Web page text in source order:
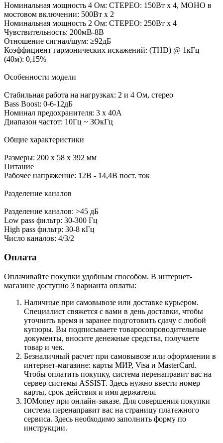
Номинальная мощность 4 Ом: СТЕРЕО: 150Вт х 4, МОНО в
мостовом включении: 500Вт х 2
Номинальная мощность 2 Ом: СТЕРЕО: 250Вт х 4
Чувствительность: 200мВ-8В
Отношение сигнал/шум: ≥92дБ
Коэффициент гармонических искажений: (THD) @ 1кГц
(40м): 0,15%
Особенности модели
Стабильная работа на нагрузках: 2 и 4 Ом, стерео
Bass Boost: 0-6-12дБ
Номинал предохранителя: 3 х 40А
Диапазон частот: 10Гц ~ ЗОкГц
Общие характеристики
Размеры: 200 х 58 х 392 мм
Питание
Рабочее напряжение: 12В - 14,4В пост. ток
Разделение каналов
Разделение каналов: >45 дБ
Low pass фильтр: 30-300 Гц
High pass фильтр: 30-8 кГц
Число каналов: 4/3/2
Оплата
Оплачивайте покупки удобным способом. В интернет-
магазине доступно 3 варианта оплаты:
Наличные при самовывозе или доставке курьером.
Специалист свяжется с вами в день доставки, чтобы
уточнить время и заранее подготовить сдачу с любой
купюры. Вы подписываете товаросопроводительные
документы, вносите денежные средства, получаете
товар и чек.
Безналичный расчет при самовывозе или оформлении в
интернет-магазине: карты МИР, Visa и MasterCard.
Чтобы оплатить покупку, система перенаправит вас на
сервер системы ASSIST. Здесь нужно ввести номер
карты, срок действия и имя держателя.
ЮMoney при онлайн-заказе. Для совершения покупки
система перенаправит вас на страницу платежного
сервиса. Здесь необходимо заполнить форму по
инструкции.